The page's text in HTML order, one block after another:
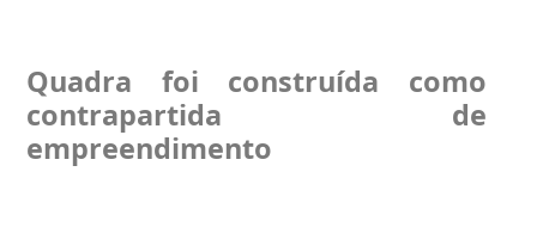
Quadra foi construída como
contrapartida de
empreendimento